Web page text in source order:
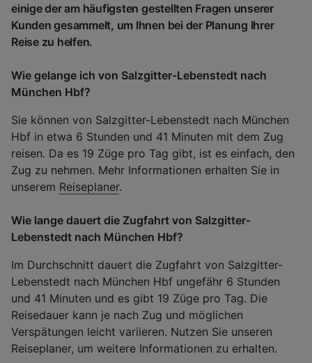
einige der am häufigsten gestellten Fragen unserer
Kunden gesammelt, um Ihnen bei der Planung Ihrer
Reise zu helfen.
Wie gelange ich von Salzgitter-Lebenstedt nach
München Hbf?
Sie können von Salzgitter-Lebenstedt nach München
Hbf in etwa 6 Stunden und 41 Minuten mit dem Zug
reisen. Da es 19 Züge pro Tag gibt, ist es einfach, den
Zug zu nehmen. Mehr Informationen erhalten Sie in
unserem Reiseplaner.
Wie lange dauert die Zugfahrt von Salzgitter-
Lebenstedt nach München Hbf?
Im Durchschnitt dauert die Zugfahrt von Salzgitter-
Lebenstedt nach München Hbf ungefähr 6 Stunden
und 41 Minuten und es gibt 19 Züge pro Tag. Die
Reisedauer kann je nach Zug und möglichen
Verspätungen leicht variieren. Nutzen Sie unseren
Reiseplaner, um weitere Informationen zu erhalten.